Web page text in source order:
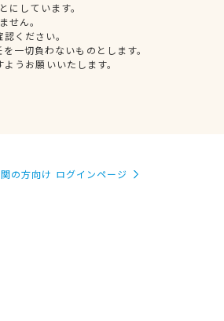
しています。
せん。
ください。
一切負わないものとします。
うお願いいたします。
の方向け ログインページ